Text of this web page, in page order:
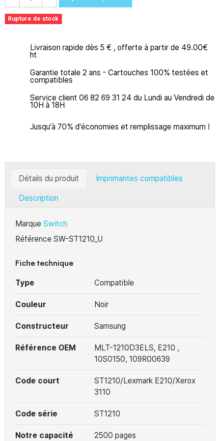
Rupture de stock
Livraison rapide dès 5 € , offerte à partir de 49.00€
ht
Garantie totale 2 ans - Cartouches 100% testées et
compatibles
Service client 06 82 69 31 24 du Lundi au Vendredi de
10H à 18H
Jusqu'à 70% d'économies et remplissage maximum !
Détails du produit Imprimantes compatibles
Description
Marque Switch
Référence SW-ST1210_U
Fiche technique
Type Compatible
Couleur Noir
Constructeur Samsung
Référence OEM
MLT-1210D3ELS, E210 ,
10S0150, 109R00639
Code court
ST1210/Lexmark E210/Xerox
3110
Code série ST1210
Notre capacité
2500 pages